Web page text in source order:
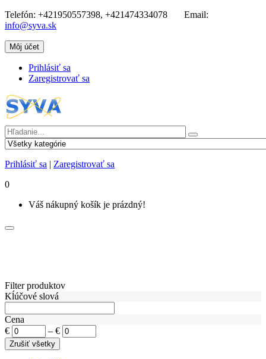
Telefón: +421950557398, +421474334078 Email:
info@syva.sk
Môj účet
Prihlásiť sa
Zaregistrovať sa
Prihlásiť sa | Zaregistrovať sa
0
Váš nákupný košík je prázdný!
Filter produktov
Kĺúčové slová
Cena
€
– €